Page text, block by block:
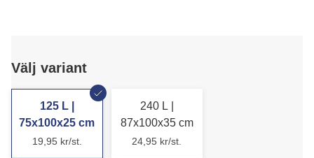
Välj variant
125 L |
75x100x25 cm
19,95 kr/st.
240 L |
87x100x35 cm
24,95 kr/st.